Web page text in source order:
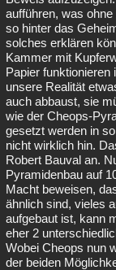
aufführen, was
so hinter das
solches erklären
Kammer mit
Papier funktionieren
unsere Realität
auch abbaust, sie
wie der Cheops-
gesetzt werden in
nicht wirklich hin.
Robert Bauval an.
Pyramidenbau auf
Macht beweisen,
ähnlich sind, vieles
aufgebaut ist, kann
eher 2
Wobei Cheops nun
der beiden